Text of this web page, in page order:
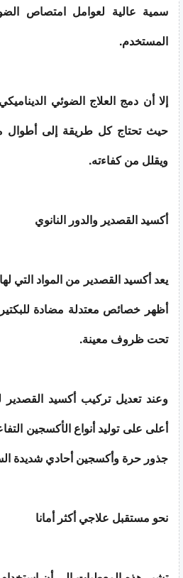
سمية عالية لعوامل امتصاص
المستخدم.
إلا أن دمج العلاج الضوئي
حيث تحتاج كل طريقة إلى أطوال
ويقلل من كفاءته.
أكسيد القصدير والدور النانوي
يعد أكسيد القصدير من المواد التي
أظهر خصائص معتدلة مضادة
تحت ظروف معينة.
وعند تعديل تركيب أكسيد القصدير
أعلى على توليد أنواع الأكسجين
جذور حرة وأكسجين أحادي شديدة
نحو مستقبل علاجي أكثر أمانا